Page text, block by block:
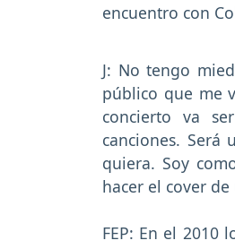
encuentro con
J: No tengo
público que me
concierto va
canciones.
quiera. Soy
hacer el cover
FEP: En el 2010